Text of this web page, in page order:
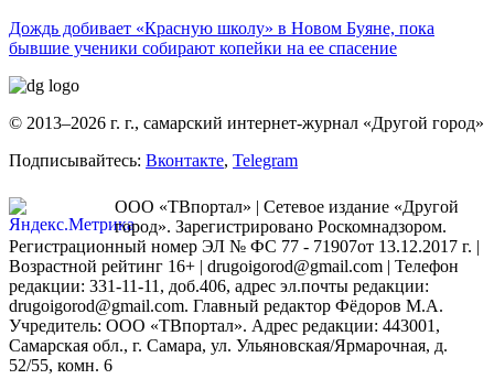
Дождь добивает «Красную школу» в Новом Буяне, пока
бывшие ученики собирают копейки на ее спасение
© 2013–2026 г. г., самарский интернет-журнал «Другой город»
Подписывайтесь: Вконтакте, Telegram
ООО «ТВпортал» | Сетевое издание «Другой
город». Зарегистрировано Роскомнадзором.
Регистрационный номер ЭЛ № ФС 77 - 71907от 13.12.2017 г. |
Возрастной рейтинг 16+ | drugoigorod@gmail.com | Телефон
редакции: 331-11-11, доб.406, адрес эл.почты редакции:
drugoigorod@gmail.com. Главный редактор Фёдоров М.А.
Учредитель: ООО «ТВпортал». Адрес редакции: 443001,
Самарская обл., г. Самара, ул. Ульяновская/Ярмарочная, д.
52/55, комн. 6